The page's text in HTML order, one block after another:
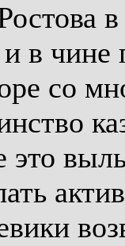
в чине
со
это